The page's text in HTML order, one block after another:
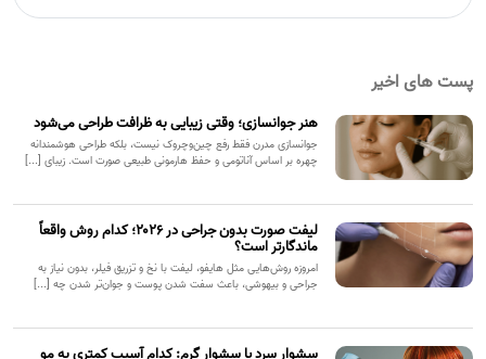
پست های اخیر
هنر جوانسازی؛ وقتی زیبایی به ظرافت طراحی می‌شود
جوانسازی مدرن فقط رفع چین‌وچروک نیست، بلکه طراحی هوشمندانه
چهره بر اساس آناتومی و حفظ هارمونی طبیعی صورت است. زیبای [...]
لیفت صورت بدون جراحی در ۲۰۲۶؛ کدام روش واقعاً
ماندگارتر است؟
امروزه روش‌هایی مثل هایفو، لیفت با نخ و تزریق فیلر، بدون نیاز به
جراحی و بیهوشی، باعث سفت شدن پوست و جوان‌تر شدن چه [...]
سشوار سرد یا سشوار گرم: کدام آسیب کمتری به مو